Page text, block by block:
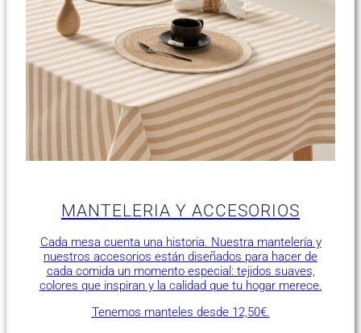
MANTELERIA Y ACCESORIOS
Cada mesa cuenta una historia. Nuestra mantelería y
nuestros accesorios están diseñados para hacer de
cada comida un momento especial: tejidos suaves,
colores que inspiran y la calidad que tu hogar merece.
Tenemos manteles desde 12,50€.